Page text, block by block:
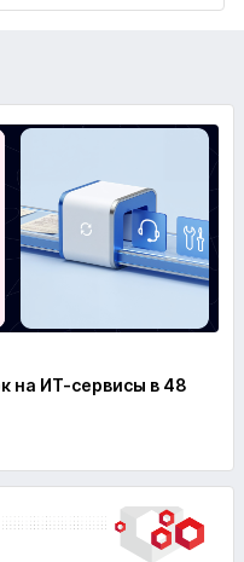
на ИТ-сервисы в 48